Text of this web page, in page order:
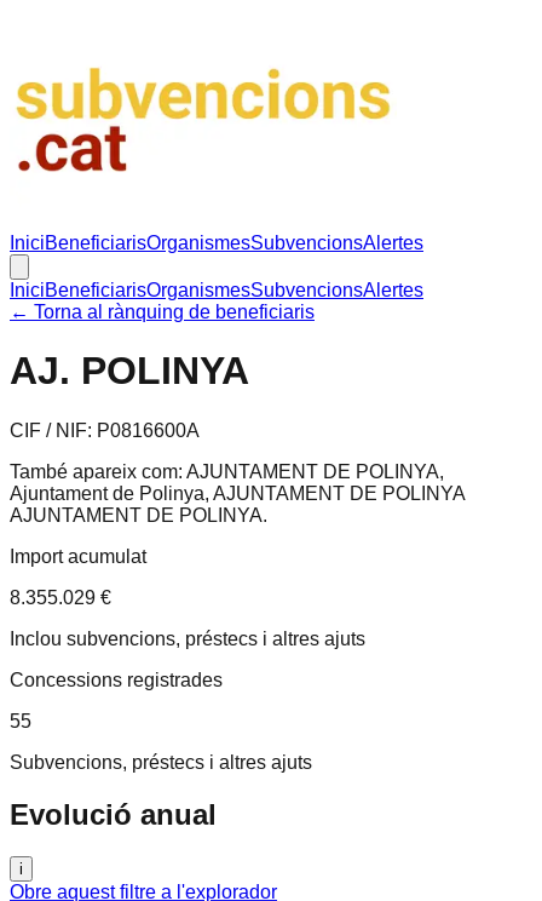
IniciBeneficiarisOrganismesSubvencionsAlertes
IniciBeneficiarisOrganismesSubvencionsAlertes
← Torna al rànquing de beneficiaris
AJ. POLINYA
CIF / NIF: P0816600A
També apareix com: AJUNTAMENT DE POLINYA,
Ajuntament de Polinya, AJUNTAMENT DE POLINYA
AJUNTAMENT DE POLINYA.
Import acumulat
8.355.029 €
Inclou subvencions, préstecs i altres ajuts
Concessions registrades
55
Subvencions, préstecs i altres ajuts
Evolució anual
i
Obre aquest filtre a l'explorador